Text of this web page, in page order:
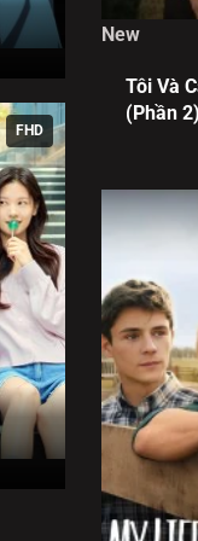
FHD
New
Tôi Và
(Phần 2)